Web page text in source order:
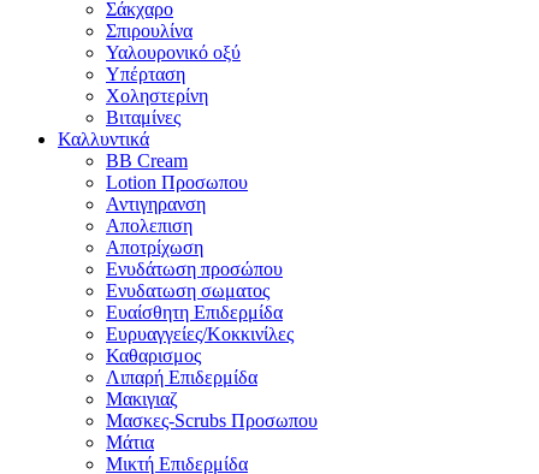
Σάκχαρο
Σπιρουλίνα
Υαλουρονικό οξύ
Υπέρταση
Χοληστερίνη
Βιταμίνες
Καλλυντικά
BB Cream
Lotion Προσωπου
Αντιγηρανση
Απολεπιση
Αποτρίχωση
Ενυδάτωση προσώπου
Ενυδατωση σωματος
Ευαίσθητη Επιδερμίδα
Ευρυαγγείες/Κοκκινίλες
Καθαρισμος
Λιπαρή Επιδερμίδα
Μακιγιαζ
Μασκες-Scrubs Προσωπου
Μάτια
Μικτή Επιδερμίδα